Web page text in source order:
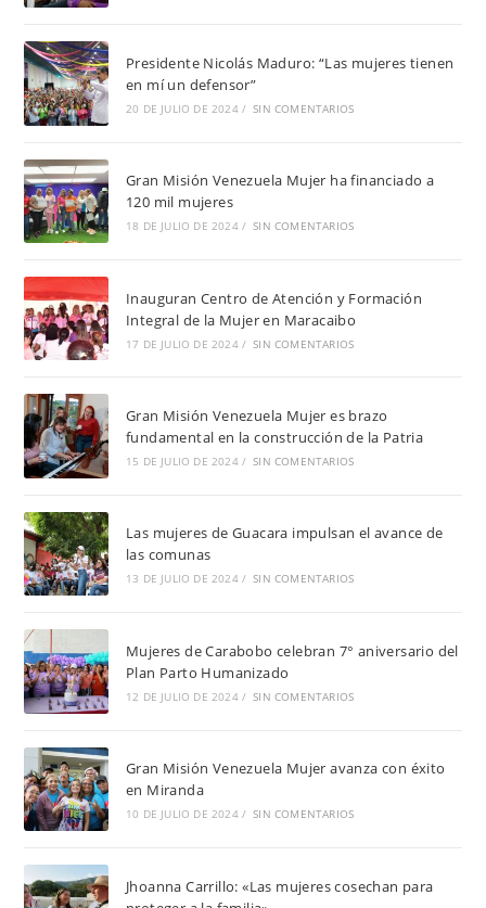
Presidente Nicolás Maduro: “Las mujeres tienen
en mí un defensor”
20 DE JULIO DE 2024 / SIN COMENTARIOS
Gran Misión Venezuela Mujer ha financiado a
120 mil mujeres
18 DE JULIO DE 2024 / SIN COMENTARIOS
Inauguran Centro de Atención y Formación
Integral de la Mujer en Maracaibo
17 DE JULIO DE 2024 / SIN COMENTARIOS
Gran Misión Venezuela Mujer es brazo
fundamental en la construcción de la Patria
15 DE JULIO DE 2024 / SIN COMENTARIOS
Las mujeres de Guacara impulsan el avance de
las comunas
13 DE JULIO DE 2024 / SIN COMENTARIOS
Mujeres de Carabobo celebran 7° aniversario del
Plan Parto Humanizado
12 DE JULIO DE 2024 / SIN COMENTARIOS
Gran Misión Venezuela Mujer avanza con éxito
en Miranda
10 DE JULIO DE 2024 / SIN COMENTARIOS
Jhoanna Carrillo: «Las mujeres cosechan para